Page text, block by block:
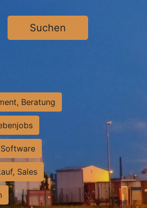
Suchen
Beratung
Software
Sales